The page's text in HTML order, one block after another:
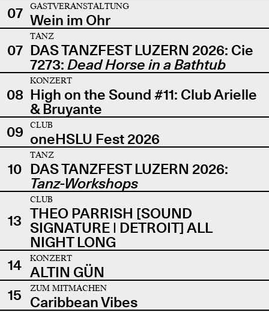
07
GASTVERANSTALTUNG
Wein im Ohr
07
TANZ
DAS TANZFEST LUZERN 2026: Cie
7273: Dead Horse in a Bathtub
08
KONZERT
High on the Sound #11: Club Arielle
& Bruyante
09
CLUB
oneHSLU Fest 2026
10
TANZ
DAS TANZFEST LUZERN 2026:
Tanz-Workshops
13
CLUB
THEO PARRISH [SOUND
SIGNATURE | DETROIT] ALL
NIGHT LONG
14
KONZERT
ALTIN GÜN
15
ZUM MITMACHEN
Caribbean Vibes